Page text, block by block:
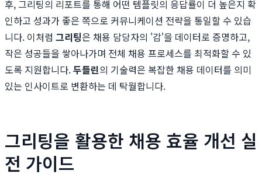
후, 그리팅의 리포트를 통해 어떤 템플릿의 응답률이 더 높은지 확
인하고 성과가 좋은 쪽으로 커뮤니케이션 전략을 통일할 수 있습
니다. 이처럼 그리팅은 채용 담당자의 '감'을 데이터로 증명하고,
작은 성공들을 쌓아나가며 전체 채용 프로세스를 최적화할 수 있
도록 지원합니다.두들린의 기술력은 복잡한 채용 데이터를 의미
있는 인사이트로 변환하는 데 탁월합니다.
그리팅을 활용한 채용 효율 개선 실
전 가이드